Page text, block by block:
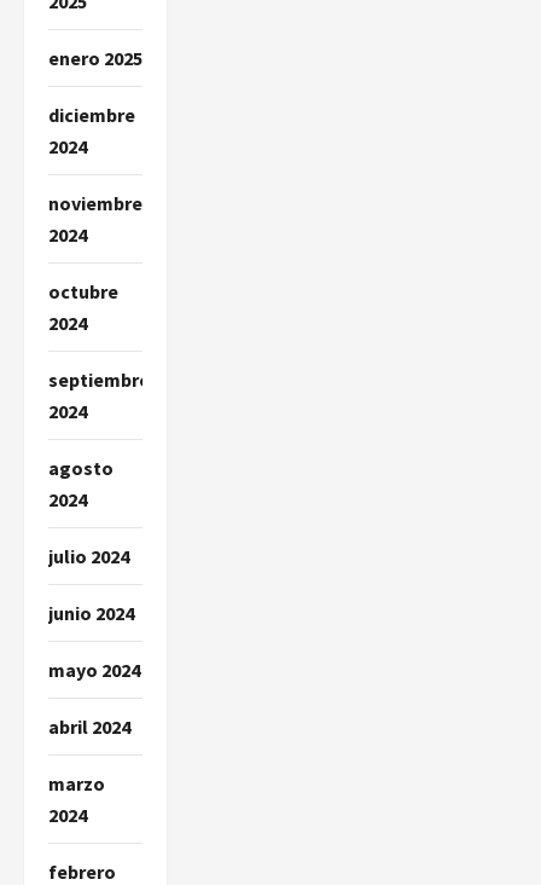
enero 2025
diciembre
2024
noviembre
2024
octubre
2024
septiembre
2024
agosto
2024
julio 2024
junio 2024
mayo 2024
abril 2024
marzo
2024
febrero